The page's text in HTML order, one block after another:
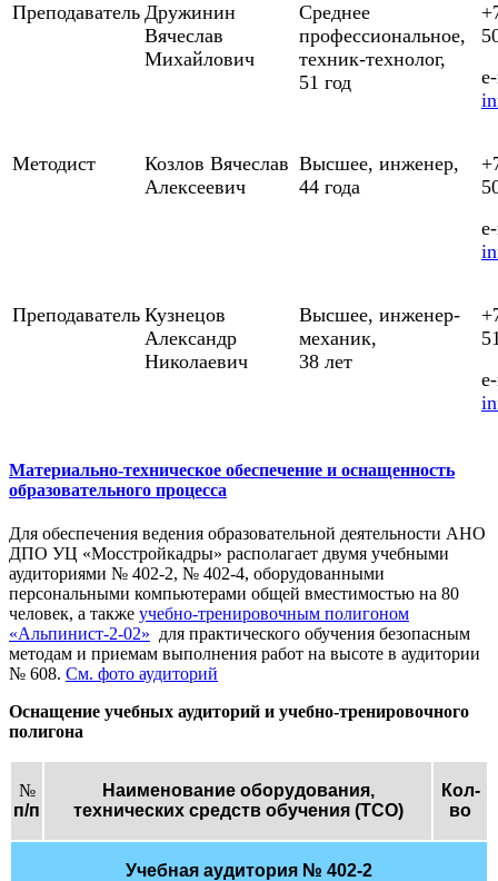
Преподаватель Дружинин
Вячеслав
Михайлович
Среднее
профессиональное,
техник-технолог,
51 год
Методист Козлов Вячеслав
Алексеевич
Высшее, инженер,
44 года
Преподаватель Кузнецов
Александр
Николаевич
Высшее, инженер-
механик,
38 лет
Материально-техническое обеспечение и оснащенность
образовательного процесса
Для обеспечения ведения образовательной деятельности АНО
ДПО УЦ «Мосстройкадры» располагает двумя учебными
аудиториями № 402-2, № 402-4, оборудованными
персональными компьютерами общей вместимостью на 80
человек, а также учебно-тренировочным полигоном
«Альпинист-2-02» для практического обучения безопасным
методам и приемам выполнения работ на высоте в аудитории
№ 608. См. фото аудиторий
Оснащение учебных аудиторий и учебно-тренировочного
полигона
№
п/п
Наименование оборудования,
технических средств обучения (ТСО)
Кол-
во
Учебная аудитория № 402-2